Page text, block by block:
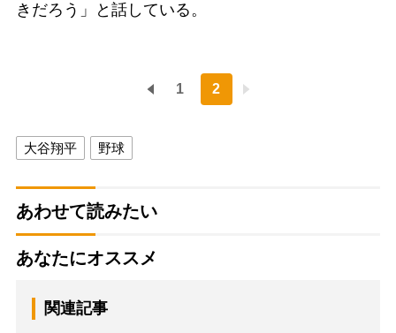
きだろう」と話している。
1 2
大谷翔平 野球
あわせて読みたい
あなたにオススメ
関連記事